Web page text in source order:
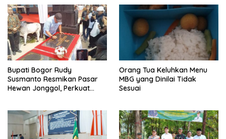
Bupati Bogor Rudy
Susmanto Resmikan Pasar
Hewan Jonggol, Perkuat
Orang Tua Keluhkan Menu
MBG yang Dinilai Tidak
Sesuai